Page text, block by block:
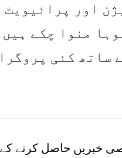
اور
منوا چکے
ساتھ کئی
خبریں حاصل کرنے کے